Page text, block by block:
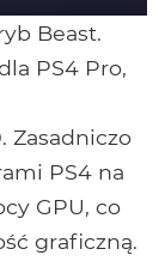
Beast.
PS4 Pro,
Zasadniczo
PS4 na
GPU, co
graficzną.